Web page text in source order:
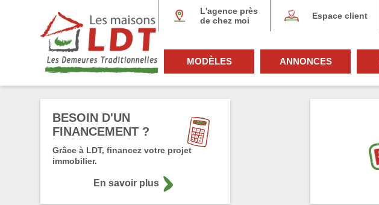
L'agence près
de chez moi
Espace client
MODÈLES ANNONCES
BESOIN D'UN
FINANCEMENT ?
Grâce à LDT, financez votre projet
immobilier.
En savoir plus